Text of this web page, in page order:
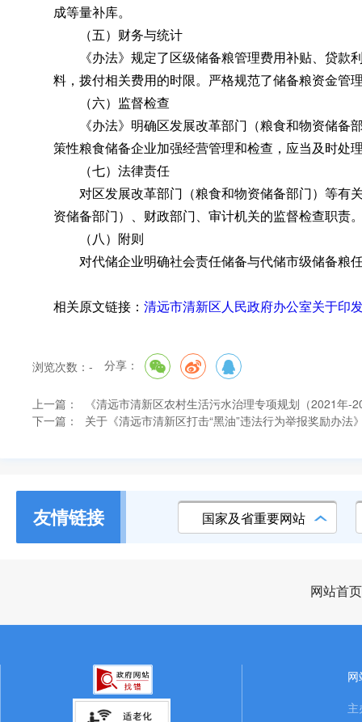
成等量补库。
（五）财务与统计
《办法》规定了区级储备粮管理费用补贴、贷款
料，拨付相关费用的时限。 严格规范了储备粮资金管
（六）监督检查
《办法》明确区发展改革部门（粮食和物资储备
策性粮食储备企业加强经营管理和检查 ， 应当及时处
（七）法律责任
对区发展改革部门（粮食和物资储备部门）等有
资储备部门）、财政部门、审计机关的监督检查职责
（八）附则
对代储企业明确社会责任储备与代储市级储备粮
相关原文链接： 清远市清新区人民政府办公室关于印
浏览次数： - 分享：
上一篇：
《清远市清新区农村生活污水治理专项规划（2021年-
下一篇：
关于《清远市清新区打击“黑油”违法行为举报奖励办法
友情链接 国家及省重要网站
网站首页